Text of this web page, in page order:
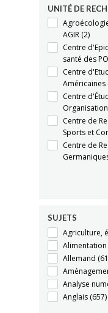
UNITÉ DE
AGIR (2)
Centre
santé des
Centre
Américaines
Centre
Centre de
Sports et
Centre de
SUJETS
Agriculture,
Allemand
Analyse
Anglais (657)